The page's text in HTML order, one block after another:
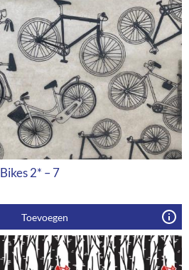
Bikes 2* – 7
Toevoegen